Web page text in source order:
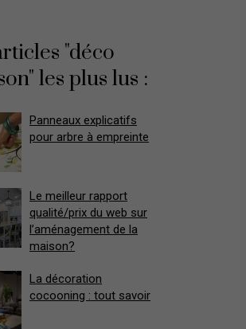
"déco
les plus lus :
Panneaux explicatifs
pour arbre à empreinte
Le meilleur rapport
qualité/prix du web sur
l’aménagement de la
maison?
La décoration
cocooning : tout savoir